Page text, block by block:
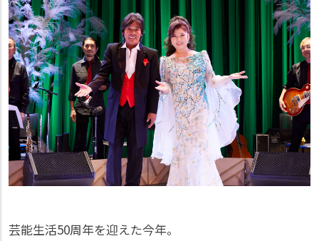
芸能生活50周年を迎えた今年。